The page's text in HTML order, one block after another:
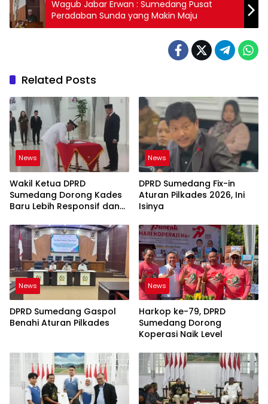
Wagub Jabar Erwan : Sumedang Pusat
Peradaban Sunda yang Makin Maju
Related Posts
News
Wakil Ketua DPRD
Sumedang Dorong Kades
Baru Lebih Responsif dan
News
DPRD Sumedang Fix-in
Aturan Pilkades 2026, Ini
Isinya
News
DPRD Sumedang Gaspol
Benahi Aturan Pilkades
News
Harkop ke-79, DPRD
Sumedang Dorong
Koperasi Naik Level